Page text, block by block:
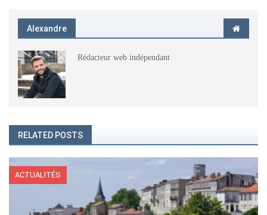
Alexandre
Rédacteur web indépendant
RELATED POSTS
ACTUALITÉS